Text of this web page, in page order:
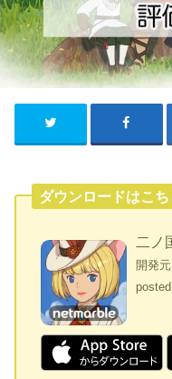
ダウンロードはこち
二ノ
開発